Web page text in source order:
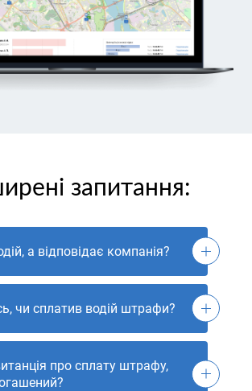
запитання:
а відповідає компанія?
чи сплатив водій штрафи?
про сплату штрафу,